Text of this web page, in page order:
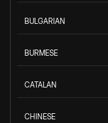
BULGARIAN
BURMESE
CATALAN
CHINESE